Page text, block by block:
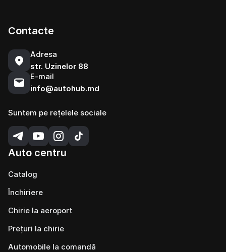
Contacte
Adresa
str. Uzinelor 88
E-mail
info@autohub.md
Suntem pe rețelele sociale
Auto centru
Catalog
Închiriere
Chirie la aeroport
Prețuri la chirie
Automobile la comandă